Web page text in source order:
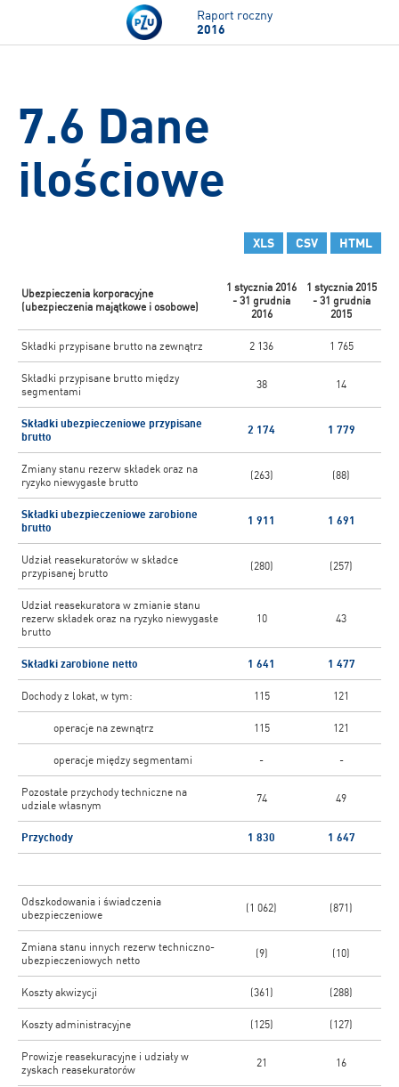
Przejdź do treści
Raport roczny
2016
7.6 Dane
ilościowe
XLS CSV HTML
Ubezpieczenia korporacyjne
(ubezpieczenia majątkowe i osobowe)
1 stycznia 2016
- 31 grudnia
2016
1 stycznia 2015
- 31 grudnia
2015
Składki przypisane brutto na zewnątrz 2 136 1 765
Składki przypisane brutto między
segmentami
38 14
Składki ubezpieczeniowe przypisane
brutto
2 174 1 779
Zmiany stanu rezerw składek oraz na
ryzyko niewygasłe brutto
(263) (88)
Składki ubezpieczeniowe zarobione
brutto
1 911 1 691
Udział reasekuratorów w składce
przypisanej brutto
(280) (257)
Udział reasekuratora w zmianie stanu
rezerw składek oraz na ryzyko niewygasłe
brutto
10 43
Składki zarobione netto 1 641 1 477
Dochody z lokat, w tym: 115 121
operacje na zewnątrz 115 121
operacje między segmentami - -
Pozostałe przychody techniczne na
udziale własnym
74 49
Przychody 1 830 1 647
Odszkodowania i świadczenia
ubezpieczeniowe
(1 062) (871)
Zmiana stanu innych rezerw techniczno-
ubezpieczeniowych netto
(9) (10)
Koszty akwizycji (361) (288)
Koszty administracyjne (125) (127)
Prowizje reasekuracyjne i udziały w
zyskach reasekuratorów
21 16